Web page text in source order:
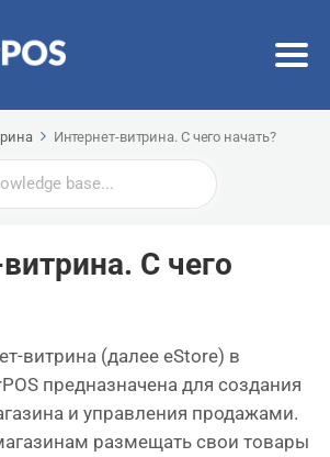
Интернет-витрина. С чего начать?
С чего
витрина (далее eStore) в
предназначена для создания
и управления продажами.
размещать свои товары